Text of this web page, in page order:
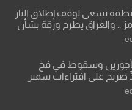
تسعى لوقف إطلاق النار
.. والعراق يطرح ورقة بشأن
وسقوط في فخ
صريح على افتراءات سمير